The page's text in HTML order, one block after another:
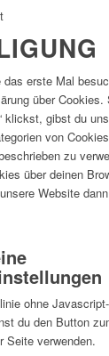
erste Mal
über Cookies.
klickst, gibst du
von
zu
über deinen
Website
ohne
du den Button
Seite verwenden.